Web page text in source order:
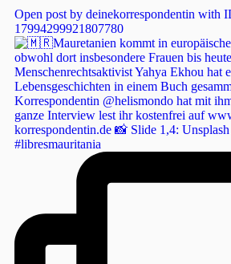
Open post by deinekorrespondentin with
17994299921807780